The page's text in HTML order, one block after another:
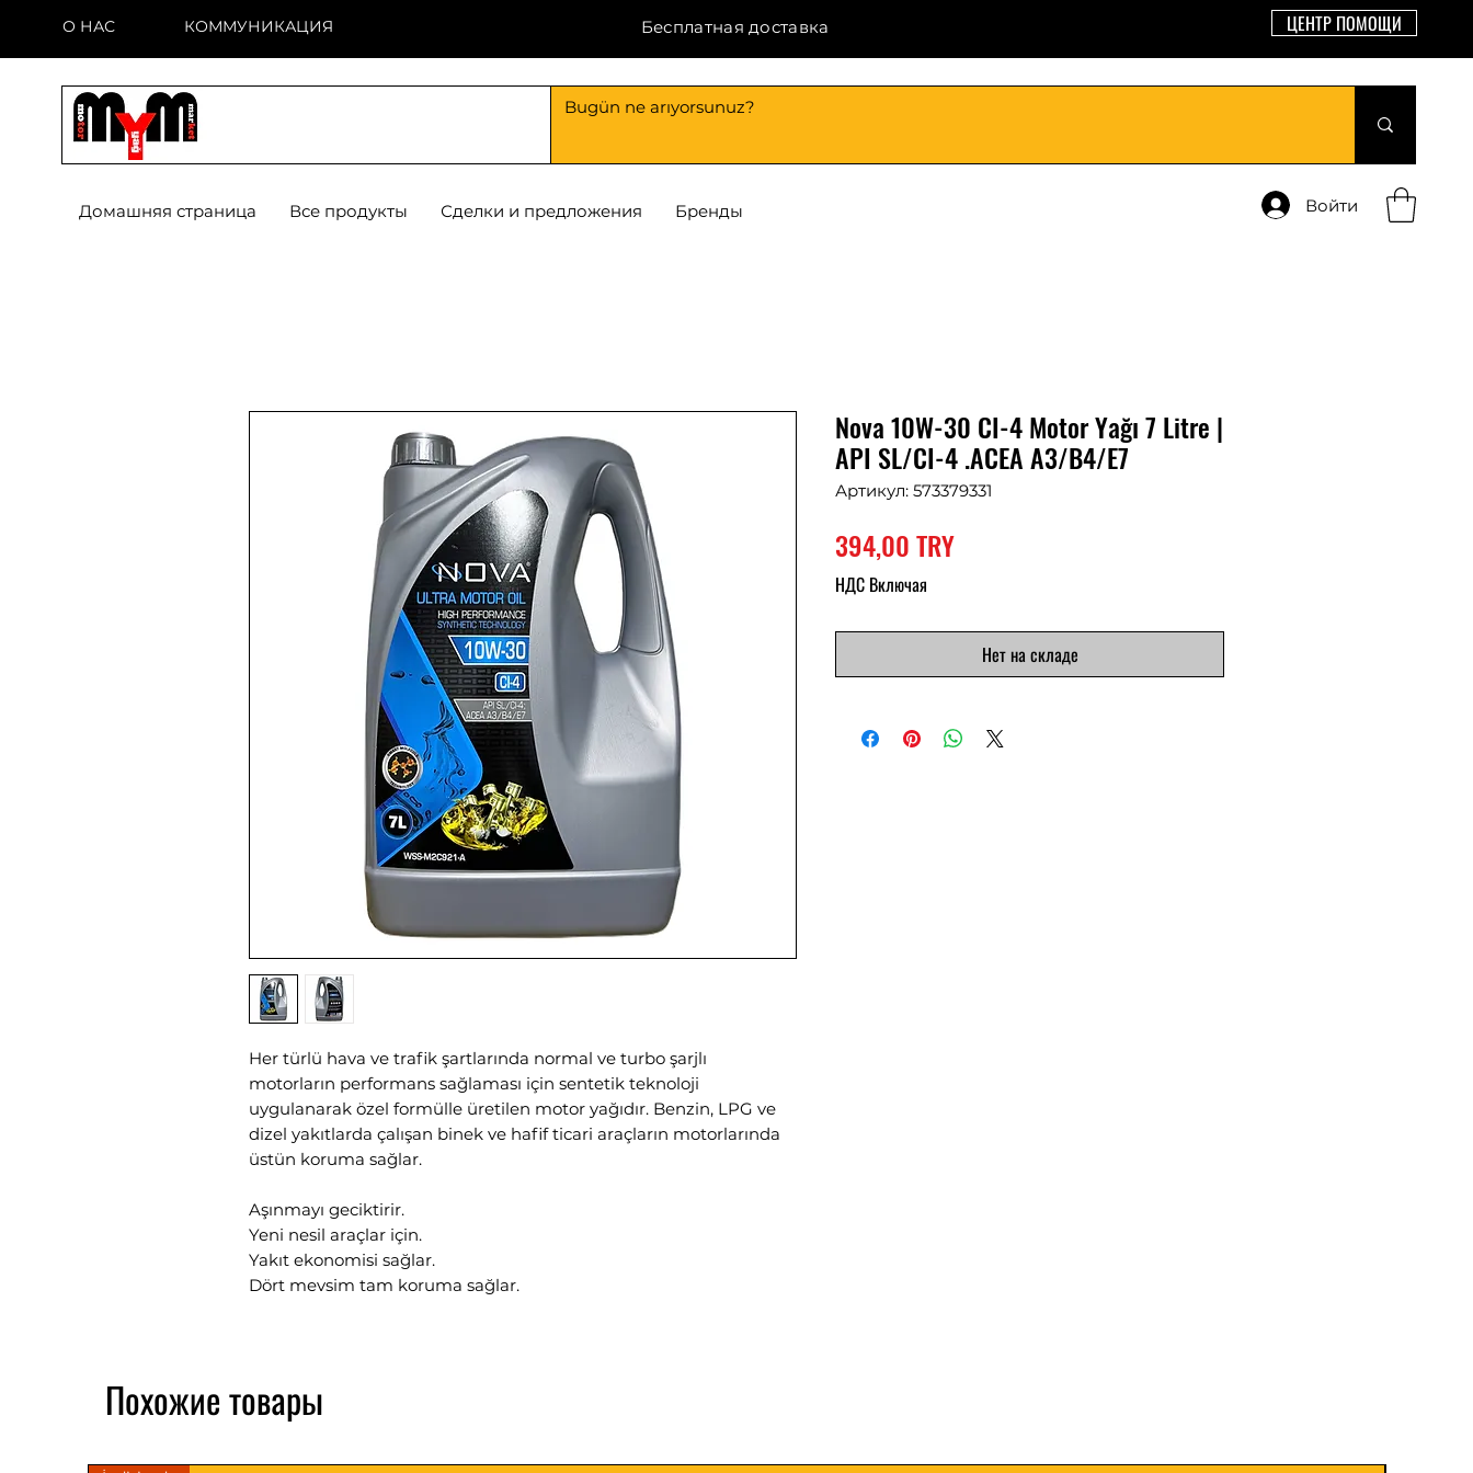
О НАС КОММУНИКАЦИЯ Бесплатная доставка ЦЕНТР ПОМОЩИ
Домашняя страница Все продукты Сделки и предложения Бренды Войти
Her türlü hava ve trafik şartlarında normal ve turbo şarjlı
motorların performans sağlaması için sentetik teknoloji
uygulanarak özel formülle üretilen motor yağıdır. Benzin, LPG ve
dizel yakıtlarda çalışan binek ve hafif ticari araçların motorlarında
üstün koruma sağlar.
Aşınmayı geciktirir.
Yeni nesil araçlar için.
Yakıt ekonomisi sağlar.
Dört mevsim tam koruma sağlar.
Nova 10W-30 CI-4 Motor Yağı 7 Litre |
API SL/CI-4 .ACEA A3/B4/E7
Артикул: 573379331
394,00 TRYЦена
НДС Включая
Нет на складе
Похожие товары